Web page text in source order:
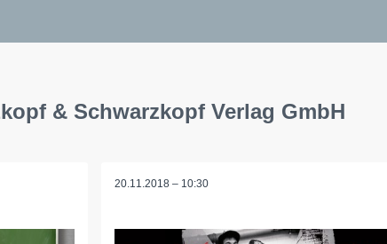
& Schwarzkopf Verlag GmbH
20.11.2018 – 10:30